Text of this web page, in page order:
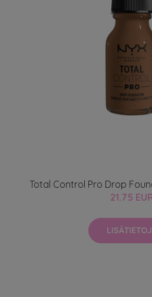
Total Control Pro Drop
21.75